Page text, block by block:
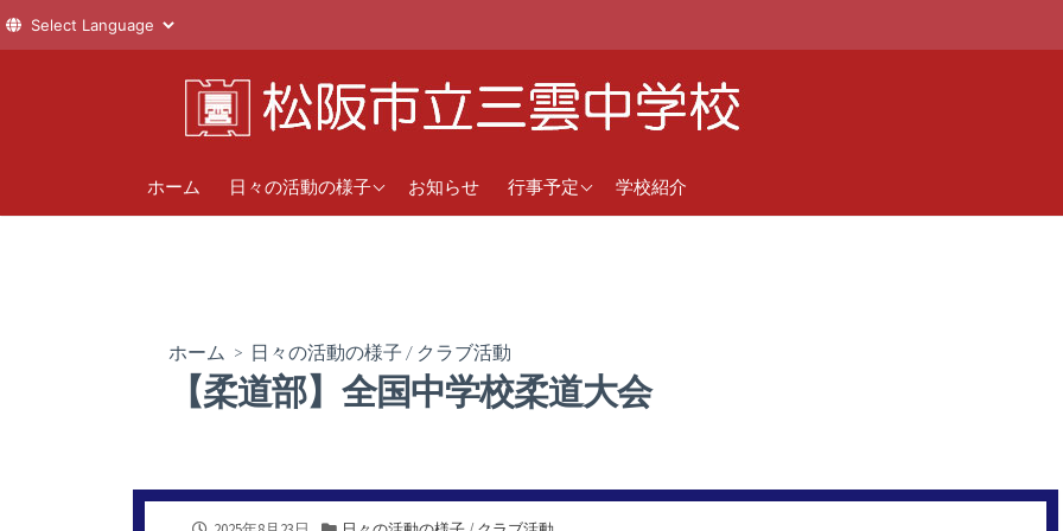
へ
ホーム 日々の活動の様子
1年
お知らせ 行事予定
直近の行事予定学校紹介
ホーム > 日々の活動の様子 / クラブ活動
【柔道部】全国中学校柔道大会
公
カ